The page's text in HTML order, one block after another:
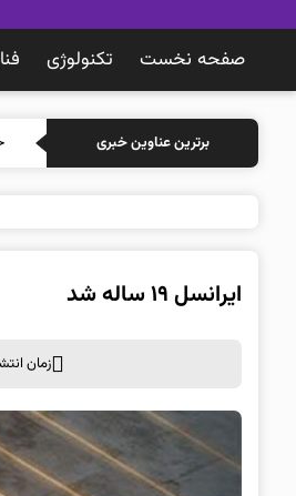
صفحه نخست تکنولوژی
برترین عناوین خبری
ایرانسل ۱۹ ساله شد
زمان انتشار: 8 ژانویه